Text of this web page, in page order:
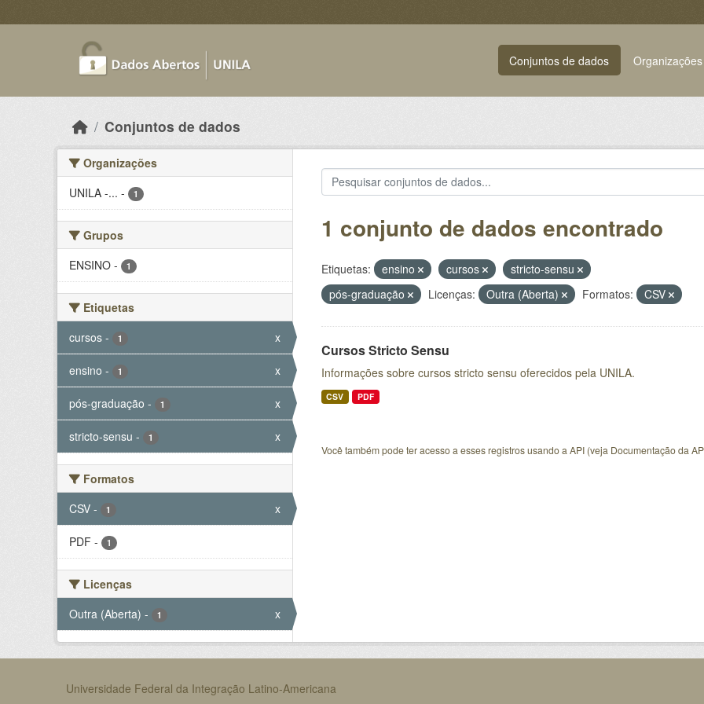
Conjuntos de dados Organizações
Conjuntos de dados
Organizações
UNILA -... - 1
Grupos
ENSINO - 1
Etiquetas
cursos - 1 x
ensino - 1 x
pós-graduação - 1 x
stricto-sensu - 1 x
Formatos
CSV - 1 x
PDF - 1
Licenças
Outra (Aberta) - 1 x
1 conjunto de dados encontrado
Etiquetas: ensino cursos
stricto-sensu
pós-graduação
Licenças: Outra (Aberta) Formatos: CSV
Cursos Stricto Sensu
Informações sobre cursos stricto sensu oferecidos pela UNILA.
CSV PDF
Você também pode ter acesso a esses registros usando a API(veja Documentação da
Universidade Federal da Integração Latino-Americana